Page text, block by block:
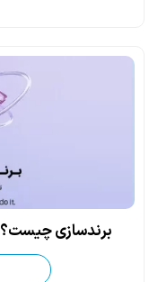
برندسازی چیست؟ 10 مزیت برندسازی در کسب و کار